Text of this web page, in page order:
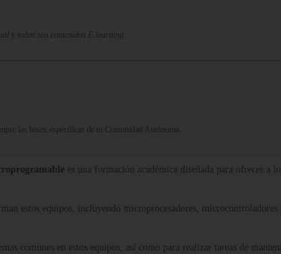
y todos sus contenidos E-learning.
las bases específicas de tu Comunidad Autónoma.
es una formación académica diseñada para ofrecer a
estos equipos, incluyendo microprocesadores,
comunes en estos equipos, así como para realizar tareas de